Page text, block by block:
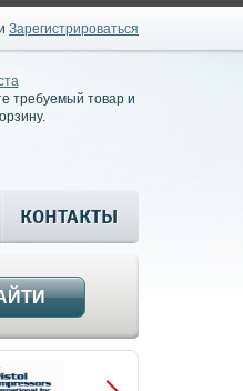
Зарегистрироваться
требуемый товар и
КОНТАКТЫ